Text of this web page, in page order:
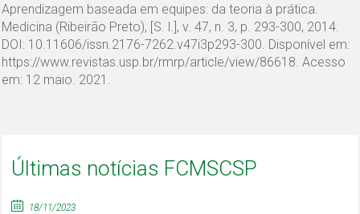
Aprendizagem baseada em equipes: da teoria à prática.
Medicina (Ribeirão Preto), [S. l.], v. 47, n. 3, p. 293-300, 2014.
DOI: 10.11606/issn.2176-7262.v47i3p293-300. Disponível em:
https://www.revistas.usp.br/rmrp/article/view/86618. Acesso
em: 12 maio. 2021.
Últimas notícias FCMSCSP
18/11/2023